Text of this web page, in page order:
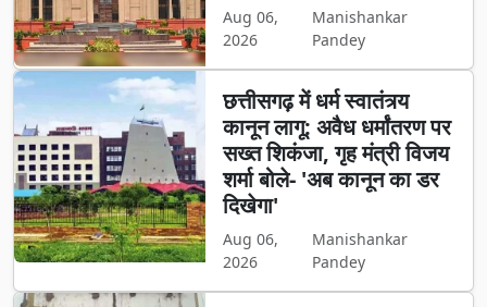
Aug 06,
2026
Manishankar
Pandey
छत्तीसगढ़ में धर्म स्वातंत्र्य
कानून लागू: अवैध धर्मांतरण पर
सख्त शिकंजा, गृह मंत्री विजय
शर्मा बोले- 'अब कानून का डर
दिखेगा'
Aug 06,
2026
Manishankar
Pandey